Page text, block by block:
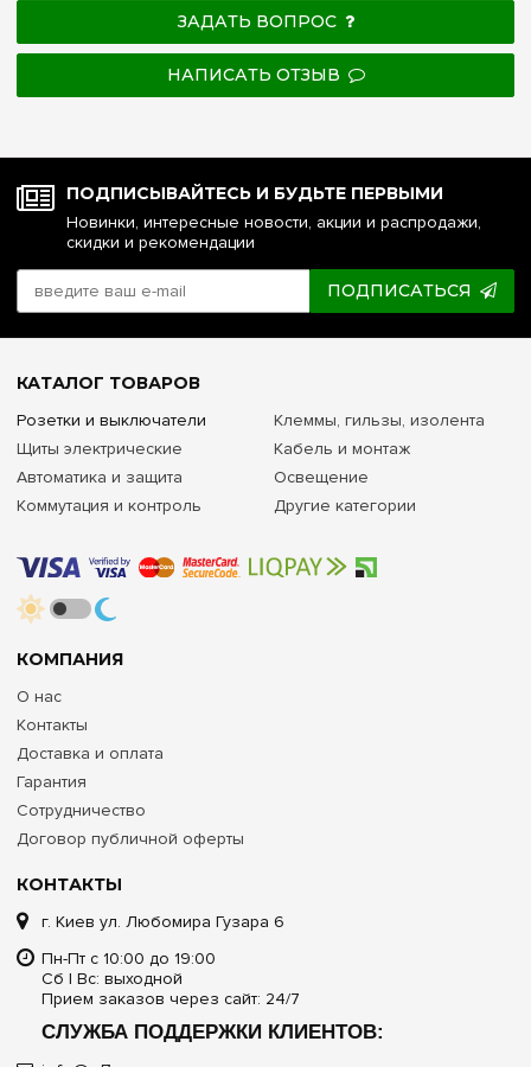
ЗАДАТЬ ВОПРОС
НАПИСАТЬ ОТЗЫВ
ПОДПИСЫВАЙТЕСЬ И БУДЬТЕ ПЕРВЫМИ
Новинки, интересные новости, акции и распродажи,
скидки и рекомендации
ПОДПИСАТЬСЯ
КОНТАКТЫ
г. Киев ул. Любомира Гузара 6
Пн-Пт с 10:00 до 19:00
Сб | Вс: выходной
Прием заказов через сайт: 24/7
СЛУЖБА ПОДДЕРЖКИ КЛИЕНТОВ:
КОМПАНИЯ
О нас
Контакты
Доставка и оплата
Гарантия
Сотрудничество
Договор публичной оферты
КАТАЛОГ ТОВАРОВ
Розетки и выключатели
Щиты электрические
Автоматика и защита
Коммутация и контроль
Клеммы, гильзы, изолента
Кабель и монтаж
Освещение
Другие категории